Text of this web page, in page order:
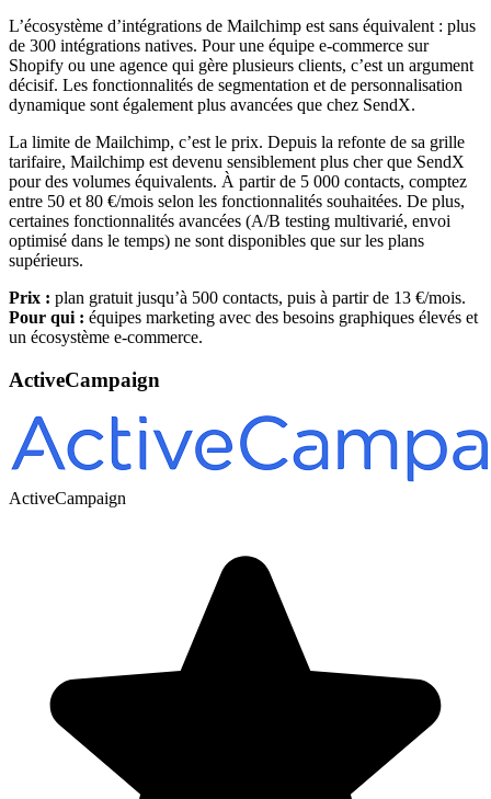
L’écosystème d’intégrations de Mailchimp est sans équivalent : plus
de 300 intégrations natives. Pour une équipe e-commerce sur
Shopify ou une agence qui gère plusieurs clients, c’est un argument
décisif. Les fonctionnalités de segmentation et de personnalisation
dynamique sont également plus avancées que chez SendX.
La limite de Mailchimp, c’est le prix. Depuis la refonte de sa grille
tarifaire, Mailchimp est devenu sensiblement plus cher que SendX
pour des volumes équivalents. À partir de 5 000 contacts, comptez
entre 50 et 80 €/mois selon les fonctionnalités souhaitées. De plus,
certaines fonctionnalités avancées (A/B testing multivarié, envoi
optimisé dans le temps) ne sont disponibles que sur les plans
supérieurs.
Prix : plan gratuit jusqu’à 500 contacts, puis à partir de 13 €/mois.
Pour qui : équipes marketing avec des besoins graphiques élevés et
un écosystème e-commerce.
ActiveCampaign
ActiveCampaign